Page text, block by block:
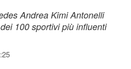
Andrea Kimi Antonelli
100 sportivi più influenti